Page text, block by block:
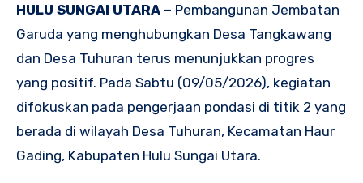
HULU SUNGAI UTARA – Pembangunan Jembatan
Garuda yang menghubungkan Desa Tangkawang
dan Desa Tuhuran terus menunjukkan progres
yang positif. Pada Sabtu (09/05/2026), kegiatan
difokuskan pada pengerjaan pondasi di titik 2 yang
berada di wilayah Desa Tuhuran, Kecamatan Haur
Gading, Kabupaten Hulu Sungai Utara.